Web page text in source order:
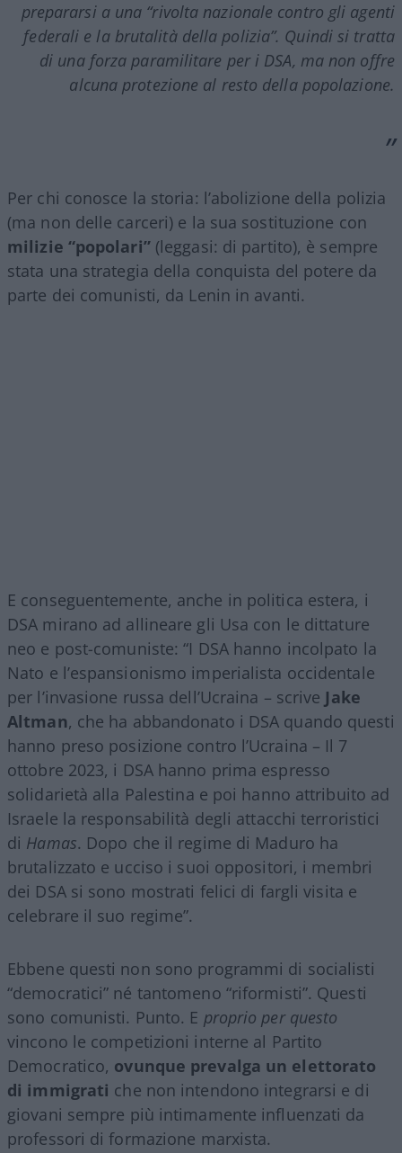
prepararsi a una “rivolta nazionale contro gli agenti
federali e la brutalità della polizia”. Quindi si tratta
di una forza paramilitare per i DSA, ma non offre
alcuna protezione al resto della popolazione.
Per chi conosce la storia: l’abolizione della polizia
(ma non delle carceri) e la sua sostituzione con
milizie “popolari”(leggasi: di partito), è sempre
stata una strategia della conquista del potere da
parte dei comunisti, da Lenin in avanti.
E conseguentemente, anche in politica estera, i
DSA mirano ad allineare gli Usa con le dittature
neo e post-comuniste: “I DSA hanno incolpato la
Nato e l’espansionismo imperialista occidentale
per l’invasione russa dell’Ucraina – scrive Jake
Altman, che ha abbandonato i DSA quando questi
hanno preso posizione contro l’Ucraina – Il 7
ottobre 2023, i DSA hanno prima espresso
solidarietà alla Palestina e poi hanno attribuito ad
Israele la responsabilità degli attacchi terroristici
di Hamas. Dopo che il regime di Maduro ha
brutalizzato e ucciso i suoi oppositori, i membri
dei DSA si sono mostrati felici di fargli visita e
celebrare il suo regime”.
Ebbene questi non sono programmi di socialisti
“democratici” né tantomeno “riformisti”. Questi
sono comunisti. Punto. E proprio per questo
vincono le competizioni interne al Partito
Democratico, ovunque prevalga un elettorato
di immigrati che non intendono integrarsi e di
giovani sempre più intimamente influenzati da
professori di formazione marxista.